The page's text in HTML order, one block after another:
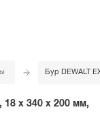
Бур DEWALT
18 x 340 x 200 мм,